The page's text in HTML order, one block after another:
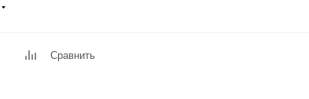
Сравнить